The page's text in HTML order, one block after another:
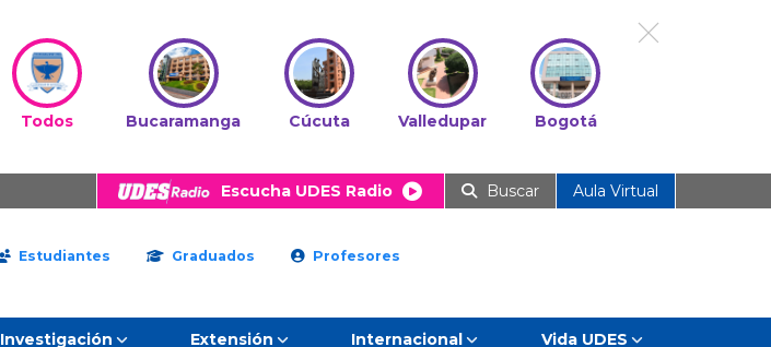
Todos Bucaramanga Cúcuta Valledupar Bogotá
Escucha UDES Radio Buscar Aula Virtual
Estudiantes Graduados Profesores
Investigación Extensión Internacional Vida UDES